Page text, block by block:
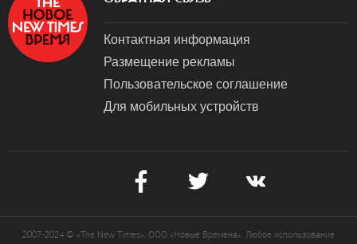
Контактная информация
Размещение рекламы
Пользовательское соглашение
Для мобильных устройств
2007-2024 © «The New Times». ООО «Новые Времена». Любое использование